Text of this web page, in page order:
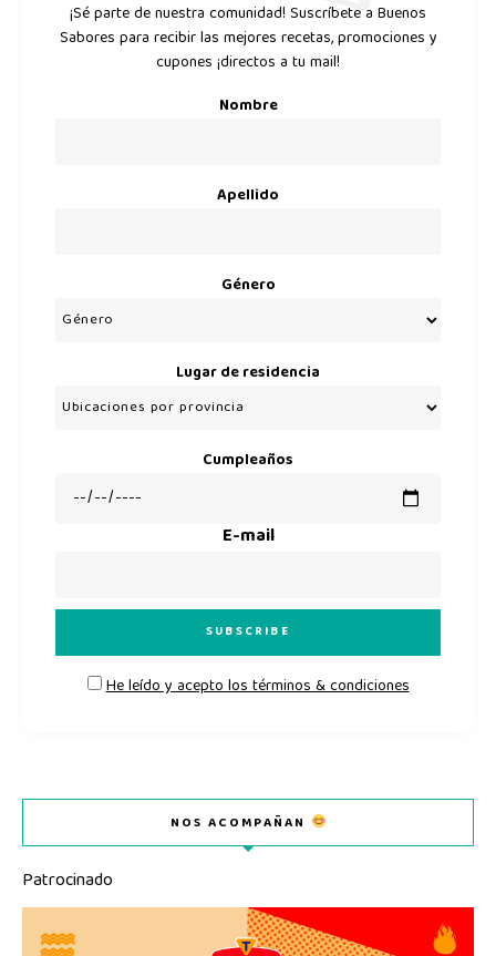
¡Sé parte de nuestra comunidad! Suscríbete a Buenos
Sabores para recibir las mejores recetas, promociones y
cupones ¡directos a tu mail!
Nombre
Apellido
Género
Lugar de residencia
Cumpleaños
E-mail
He leído y acepto los términos & condiciones
NOS ACOMPAÑAN
Patrocinado